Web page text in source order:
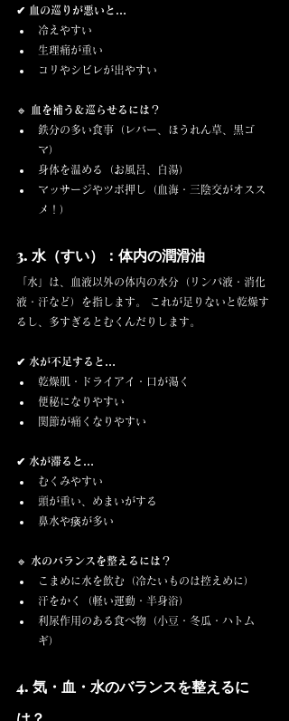
✔ 血の巡りが悪いと…
冷えやすい
生理痛が重い
コリやシビレが出やすい
🔹
血を補う＆巡らせるには？
鉄分の多い食事（レバー、ほうれん草、黒ゴ
マ）
身体を温める（お風呂、白湯）
マッサージやツボ押し（血海・三陰交がオスス
メ！）
3. 水（すい）：体内の潤滑油
「水」は、血液以外の体内の水分（リンパ液・消化
液・汗など）を指します。 これが足りないと乾燥す
るし、多すぎるとむくんだりします。
✔ 水が不足すると…
乾燥肌・ドライアイ・口が渇く
便秘になりやすい
関節が痛くなりやすい
✔ 水が滞ると…
むくみやすい
頭が重い、めまいがする
鼻水や痰が多い
🔹 水のバランスを整えるには？
こまめに水を飲む（冷たいものは控えめに）
汗をかく（軽い運動・半身浴）
利尿作用のある食べ物（小豆・冬瓜・ハトム
ギ）
4. 気・血・水のバランスを整えるに